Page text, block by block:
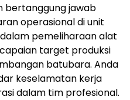
bertanggung jawab
operasional di unit
pemeliharaan alat
target produksi
batubara. Anda
keselamatan kerja
dalam tim profesional.